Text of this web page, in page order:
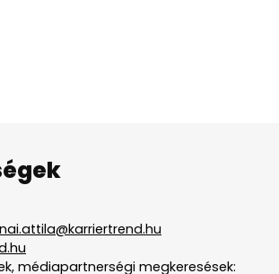
médiapartnerségi megkeresések: